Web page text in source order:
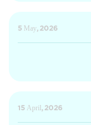
5 May, 2026
15 April, 2026